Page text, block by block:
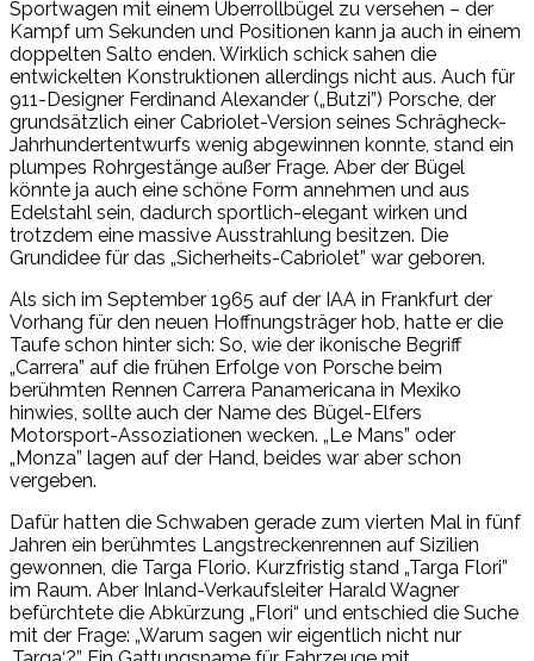
Sportwagen mit einem Überrollbügel zu versehen – der
Kampf um Sekunden und Positionen kann ja auch in einem
doppelten Salto enden. Wirklich schick sahen die
entwickelten Konstruktionen allerdings nicht aus. Auch für
911-Designer Ferdinand Alexander („Butzi”) Porsche, der
grundsätzlich einer Cabriolet-Version seines Schrägheck-
Jahrhundertentwurfs wenig abgewinnen konnte, stand ein
plumpes Rohrgestänge außer Frage. Aber der Bügel
könnte ja auch eine schöne Form annehmen und aus
Edelstahl sein, dadurch sportlich-elegant wirken und
trotzdem eine massive Ausstrahlung besitzen. Die
Grundidee für das „Sicherheits-Cabriolet” war geboren.
Als sich im September 1965 auf der IAA in Frankfurt der
Vorhang für den neuen Hoffnungsträger hob, hatte er die
Taufe schon hinter sich: So, wie der ikonische Begriff
„Carrera” auf die frühen Erfolge von Porsche beim
berühmten Rennen Carrera Panamericana in Mexiko
hinwies, sollte auch der Name des Bügel-Elfers
Motorsport-Assoziationen wecken. „Le Mans” oder
„Monza” lagen auf der Hand, beides war aber schon
vergeben.
Dafür hatten die Schwaben gerade zum vierten Mal in fünf
Jahren ein berühmtes Langstreckenrennen auf Sizilien
gewonnen, die Targa Florio. Kurzfristig stand „Targa Flori”
im Raum. Aber Inland-Verkaufsleiter Harald Wagner
befürchtete die Abkürzung „Flori“ und entschied die Suche
mit der Frage: „Warum sagen wir eigentlich nicht nur